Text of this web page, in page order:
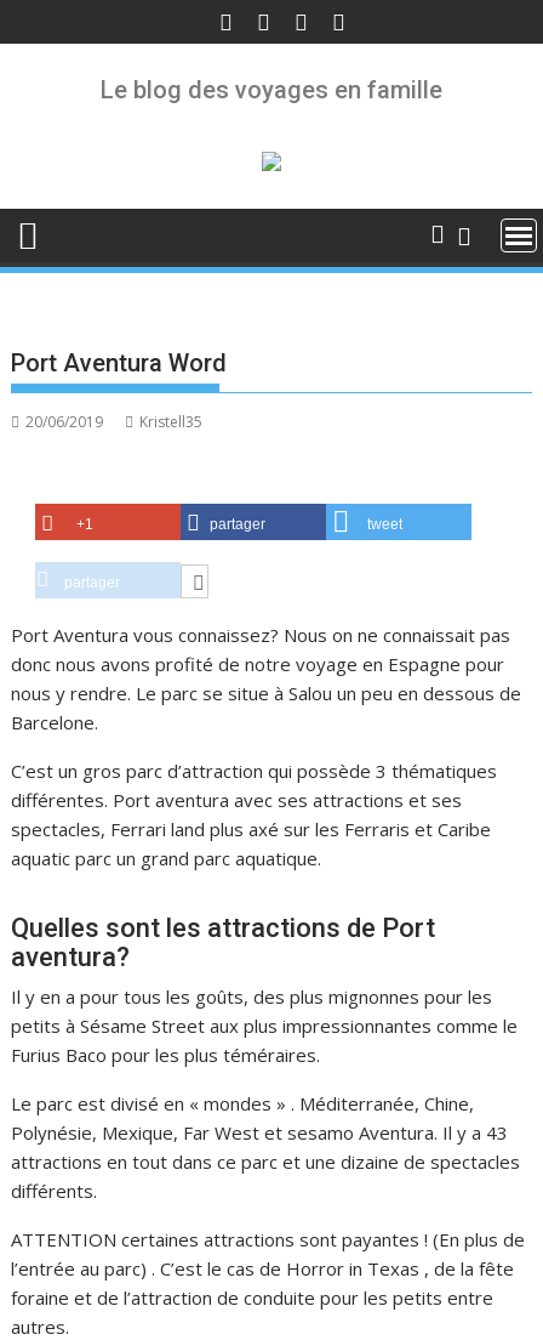
to
Le blog des voyages en famille
Port Aventura Word
20/06/2019 Kristell35
+1 partager tweet
partager
Port Aventura vous connaissez? Nous on ne connaissait pas
donc nous avons profité de notre voyage en Espagne pour
nous y rendre. Le parc se situe à Salou un peu en dessous de
Barcelone.
C’est un gros parc d’attraction qui possède 3 thématiques
différentes. Port aventura avec ses attractions et ses
spectacles, Ferrari land plus axé sur les Ferraris et Caribe
aquatic parc un grand parc aquatique.
Quelles sont les attractions de Port
aventura?
Il y en a pour tous les goûts, des plus mignonnes pour les
petits à Sésame Street aux plus impressionnantes comme le
Furius Baco pour les plus téméraires.
Le parc est divisé en « mondes » . Méditerranée, Chine,
Polynésie, Mexique, Far West et sesamo Aventura. Il y a 43
attractions en tout dans ce parc et une dizaine de spectacles
différents.
ATTENTION certaines attractions sont payantes ! (En plus de
l’entrée au parc) . C’est le cas de Horror in Texas , de la fête
foraine et de l’attraction de conduite pour les petits entre
autres.